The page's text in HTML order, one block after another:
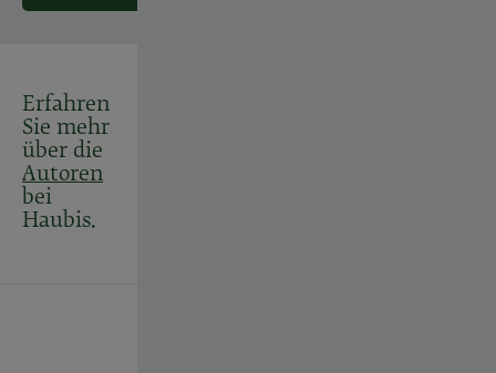
Erfahren
Sie mehr
über die
Autoren
bei
Haubis.